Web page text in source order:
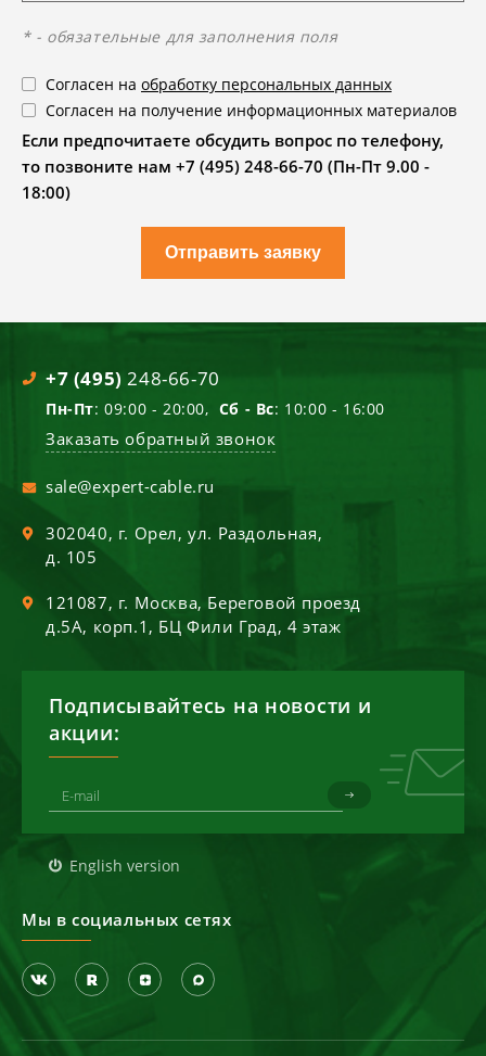
* - обязательные для заполнения поля
Согласен на обработку персональных данных
Согласен на получение информационных материалов
Если предпочитаете обсудить вопрос по телефону,
то позвоните нам +7 (495) 248-66-70 (Пн-Пт 9.00 -
18:00)
Отправить заявку
+7 (495) 248-66-70
Пн-Пт: 09:00 - 20:00, Сб - Вс: 10:00 - 16:00
Заказать обратный звонок
sale@expert-cable.ru
302040, г. Орел,ул. Раздольная,
д. 105
121087, г. Москва, Береговой проезд
д.5А, корп.1, БЦ Фили Град, 4 этаж
Подписывайтесь на новости и
акции:
English version
Мы в социальных сетях